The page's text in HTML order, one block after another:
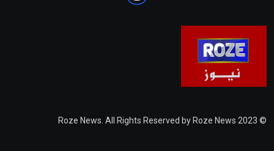
© 2023 Roze News. All Rights Reserved by Roze News